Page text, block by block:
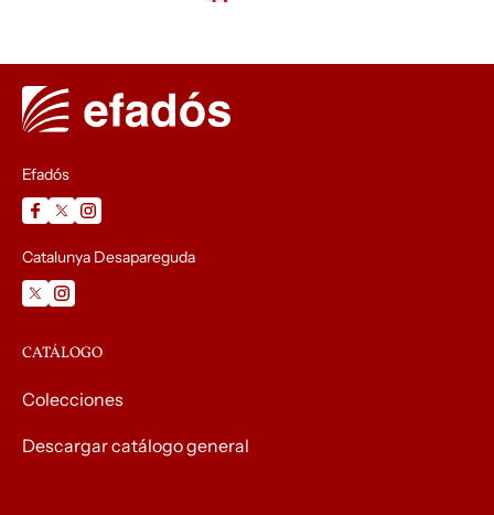
Efadós
Catalunya Desapareguda
CATÁLOGO
Colecciones
Descargar catálogo general